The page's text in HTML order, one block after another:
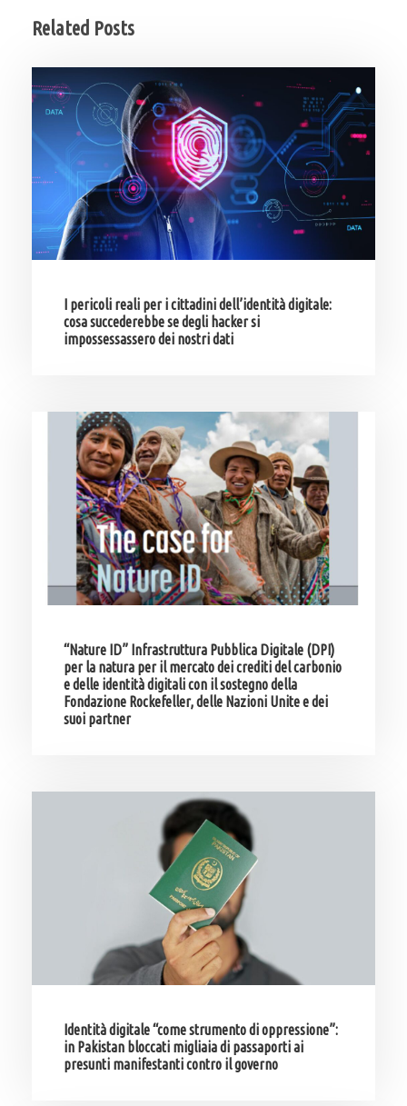
Related Posts
I pericoli reali per i cittadini dell’identità digitale:
cosa succederebbe se degli hacker si
impossessassero dei nostri dati
“Nature ID” Infrastruttura Pubblica Digitale (DPI)
per la natura per il mercato dei crediti del carbonio
e delle identità digitali con il sostegno della
Fondazione Rockefeller, delle Nazioni Unite e dei
suoi partner
Identità digitale “come strumento di oppressione”:
in Pakistan bloccati migliaia di passaporti ai
presunti manifestanti contro il governo